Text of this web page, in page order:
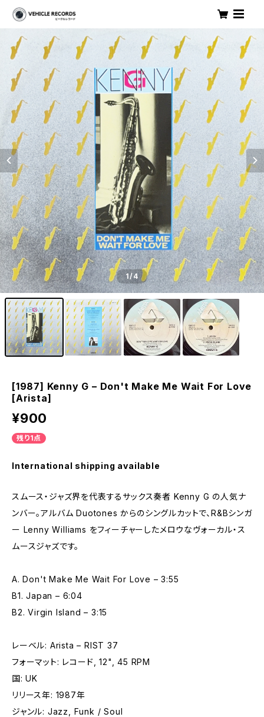
1/4
[1987] Kenny G – Don't Make Me Wait For Love
[Arista]
¥900
残り1点
International shipping available
スムース・ジャズ界を代表するサックス奏者 Kenny G の人気ナ
ンバー。アルバム Duotones からのシングルカットで、R&Bシンガ
ー Lenny Williams をフィーチャーしたメロウなヴォーカル・ス
ムースジャズです。
A. Don't Make Me Wait For Love – 3:55
B1. Japan – 6:04
B2. Virgin Island – 3:15
レーベル: Arista – RIST 37
フォーマット: レコード, 12", 45 RPM
国: UK
リリース年: 1987年
ジャンル: Jazz, Funk / Soul